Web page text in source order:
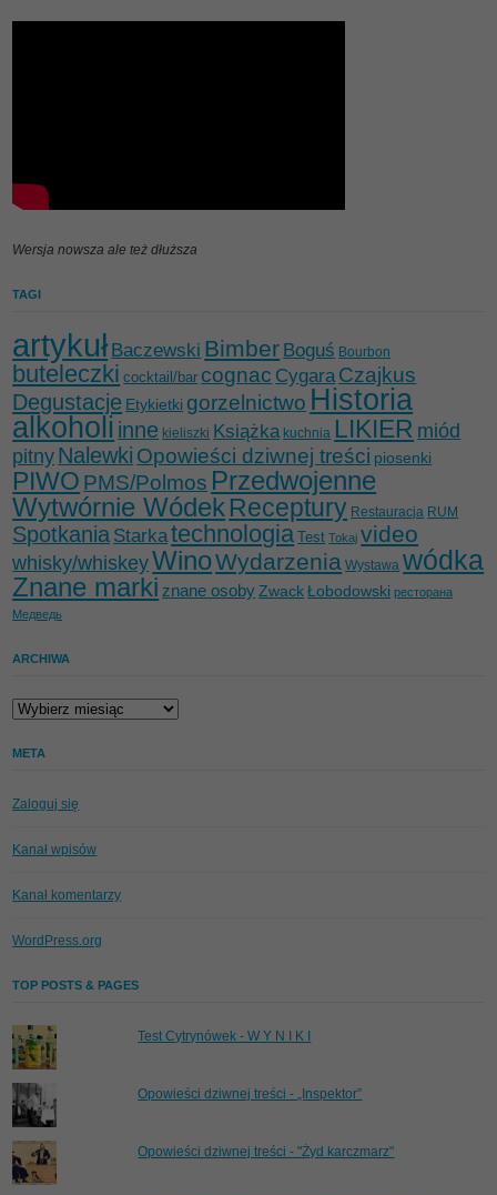
Wersja nowsza ale też dłuższa
TAGI
artykułBaczewski Bimber Boguś Bourbon
buteleczki cocktail/bar cognac CygaraCzajkus
Degustacje Etykietki gorzelnictwo Historia
alkoholi inne kieliszki Książka kuchnia LIKIER miód
pitny Nalewki Opowieści dziwnej treści piosenki
PIWO PMS/Polmos Przedwojenne
Wytwórnie WódekReceptury Restauracja RUM
Spotkania Starkatechnologia Test Tokaj video
whisky/whiskeyWinoWydarzenia Wystawa wódka
Znane marki znane osoby Zwack Łobodowski ресторана
Медведь
ARCHIWA
Archiwa
META
Zaloguj się
Kanał wpisów
Kanał komentarzy
WordPress.org
TOP POSTS & PAGES
Test Cytrynówek - W Y N I K I
Opowieści dziwnej treści - „Inspektor”
Opowieści dziwnej treści - "Żyd karczmarz"